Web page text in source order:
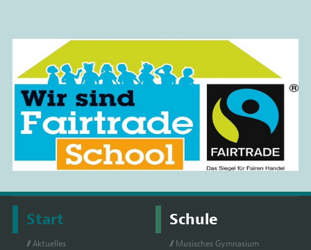
Start
Ak­tu­el­les
Schule
Mu­si­sches Gym­na­si­um